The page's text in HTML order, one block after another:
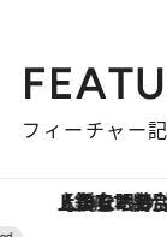
フィーチャー
【銀座で出合う最旬美容】美髪ケアや上質な眠